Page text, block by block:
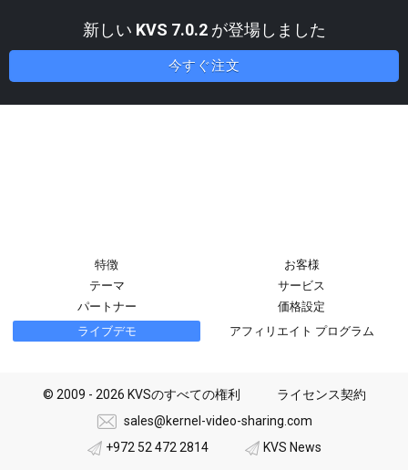
新しい KVS 7.0.2が登場しました
今すぐ注文
特徴
お客様
テーマ
サービス
パートナー
価格設定
ライブデモ
アフィリエイト プログラム
© 2009 - 2026 KVSのすべての権利
ライセンス契約
sales@kernel-video-sharing.com
+972 52 472 2814
KVS News